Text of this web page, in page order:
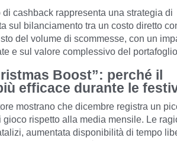
cashback rappresenta una strategia di
sul bilanciamento tra un costo diretto
del volume di scommesse, con un
e sul valore complessivo del
Boost”: perché il
efficace durante le
mostrano che dicembre registra un
gioco rispetto alla media mensile. Le
aumentata disponibilità di tempo